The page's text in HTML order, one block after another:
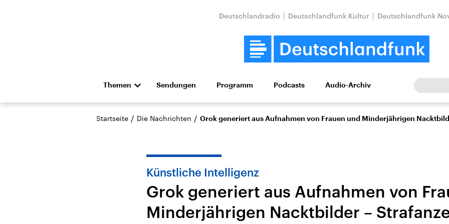
Deutschlandradio Deutschlandfunk Kultur Deutschlandfunk
Themen
Die Nachrichten Politik Wirtschaft Wissen Kultur Europa
Hörspiel und Feature Musik
Landtagswahl Sachsen-
Anhalt 2026
USA
Aktuelle Beiträge,
Nahostkonflikt
Aktuelle Lage und
Iran
Aktuelle Lage und
Sendungen Programm Podcasts Audio-Archiv
Startseite / Die Nachrichten / Grok generiert aus Aufnahmen von Frauen und Minderjährigen
Künstliche Intelligenz
Grok generiert aus Aufnahmen von
Minderjährigen Nacktbilder –